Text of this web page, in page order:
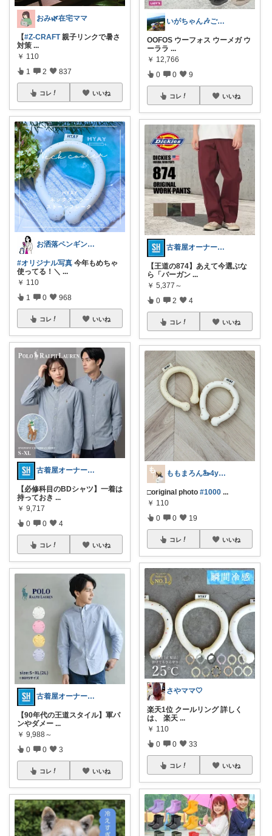
おみ🌿在宅ママ
【#Z-CRAFT親子リンクで暑さ
対策 ...
￥ 110
1 2 837
コレ いいね
お洒落ペンギン🐧暮らし×ときめき
#オリジナル写真 今年もめちゃ
使ってる！＼ ...
￥ 110
1 0 968
コレ いいね
古着屋オーナーが選ぶROOM
​【必修科目のBDシャツ】一着は
持っておき ...
￥ 9,717
0 0 4
コレ いいね
古着屋オーナーが選ぶROOM
​【90年代の王道スタイル】軍パ
ンやダメー ...
￥ 9,988～
0 0 3
コレ いいね
いがちゃん🎶ご購入感謝です🎶
OOFOS ウーフォス ウーメガ ウ
ーララ ...
￥ 12,766
0 0 9
コレ いいね
古着屋オーナーが選ぶROOM
【王道の874】あえて今選ぶな
ら「バーガン ...
￥ 5,377～
0 2 4
コレ いいね
ももまろん🦢4y＆2y boys
□original photo #1000 ...
￥ 110
0 0 19
コレ いいね
さやママ🤍
楽天1位 クールリング 詳しく
は、 楽天 ...
￥ 110
0 0 33
コレ いいね